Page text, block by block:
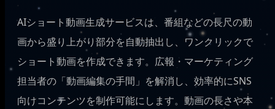
AIショート動画生成サービスは、番組などの長尺の動
画から盛り上がり部分を自動抽出し、ワンクリックで
ショート動画を作成できます。広報・マーケティング
担当者の「動画編集の手間」を解消し、効率的にSNS
向けコンテンツを制作可能にします。動画の長さや本